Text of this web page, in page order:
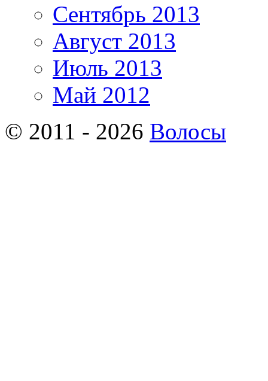
Сентябрь 2013
Август 2013
Июль 2013
Май 2012
© 2011 - 2026 Волосы